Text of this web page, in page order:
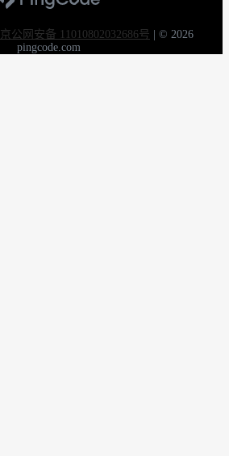
京公网安备 11010802032686号 | © 2026
pingcode.com